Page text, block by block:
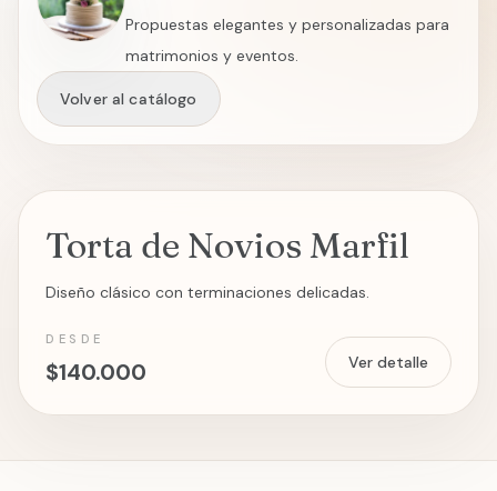
Propuestas elegantes y personalizadas para
matrimonios y eventos.
Volver al catálogo
TORTAS DE NOVIOS DESTACADO
Torta de Novios Marfil
Diseño clásico con terminaciones delicadas.
DESDE
$140.000 Ver detalle